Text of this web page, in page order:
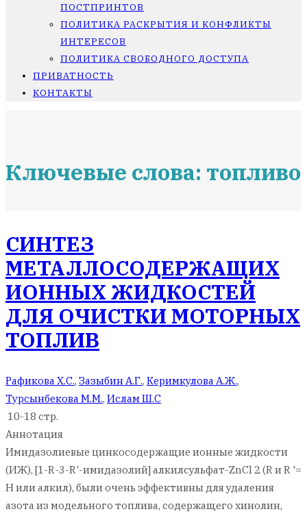
ПОСТПРИНТОВ
ПОЛИТИКА РАСКРЫТИЯ И КОНФЛИКТЫ
ИНТЕРЕСОВ
ПОЛИТИКА СВОБОДНОГО ДОСТУПА
ПРИВАТНОСТЬ
КОНТАКТЫ
Ключевые слова: топливо
СИНТЕЗ
МЕТАЛЛОСОДЕРЖАЩИХ
ИОННЫХ ЖИДКОСТЕЙ
ДЛЯ ОЧИСТКИ МОТОРНЫХ
ТОПЛИВ
Рафикова Х.С., Зазыбин А.Г., Керимкулова А.Ж.,
Турсынбекова М.М., Ислам Ш.С
10-18 стр.
Аннотация
Имидазолиевые цинкосодержащие ионные жидкости
(ИЖ), [1-R-3-R'-имидазолий] алкилсульфат-ZnCl 2 (R и R '=
Н или алкил), были очень эффективны для удаления
азота из модельного топлива, содержащего хинолин,